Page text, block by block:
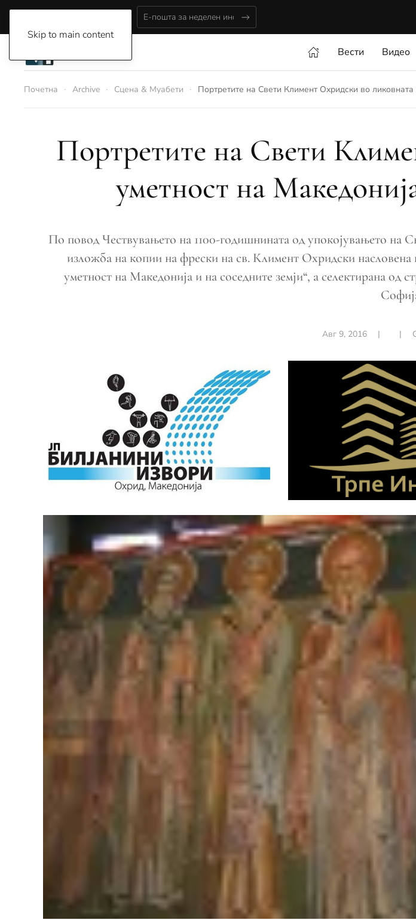
Skip to main content
Вести Видео
Почетна Archive Сцена & Муабети Портретите на Свети Климент Охридски во
Портретите на Свети
уметност на
По повод Чествувањето на 1100-годишнината од упокојувањето на
изложба на копии на фрески на св. Климент Охридски
уметност на Македонија и на соседните земји“, а селектирана од
Авг 9, 2016| |